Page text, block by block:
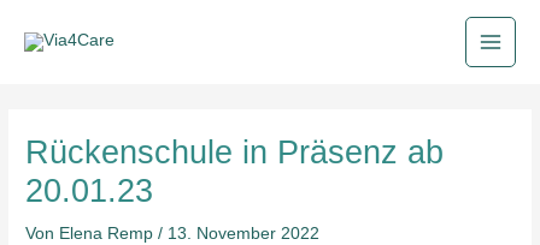
Inhalt
Main
Rückenschule in Präsenz ab
20.01.23
Von Elena Remp/ 13. November 2022
navigation